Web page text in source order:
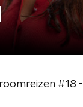
#18